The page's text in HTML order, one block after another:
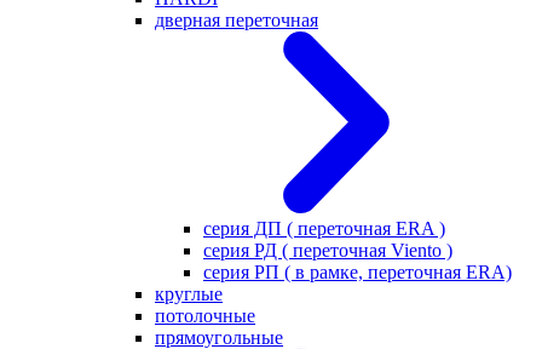
дверная переточная
серия ДП ( переточная ERA )
серия РД ( переточная Viento )
серия РП ( в рамке, переточная ERA)
круглые
потолочные
прямоугольные